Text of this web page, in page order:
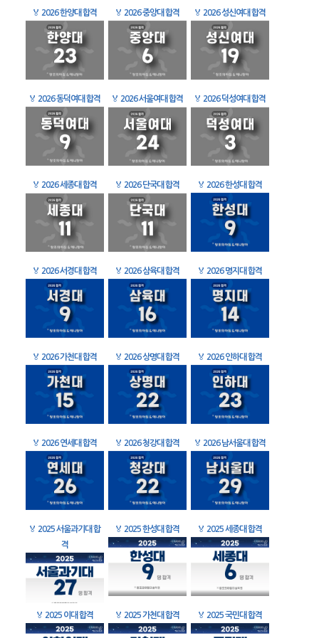
🏅 2026 한양대 합격 🏅 2026 중앙대 합격 🏅 2026 성신여대 합격
🏅 2026 동덕여대 합격 🏅 2026 서울여대 합격 🏅 2026 덕성여대 합격
🏅 2026 세종대 합격 🏅 2026 단국대 합격 🏅 2026 한성대 합격
🏅 2026 서경대 합격 🏅 2026 삼육대 합격 🏅 2026 명지대 합격
🏅 2026 가천대 합격 🏅 2026 상명대 합격 🏅 2026 인하대 합격
🏅 2026 연세대 합격 🏅 2026 청강대 합격 🏅 2026 남서울대 합격
🏅 2025 서울과기대 합
격
🏅 2025 한성대 합격 🏅 2025 세종대 합격
🏅 2025 이대 합격 🏅 2025 가천대 합격 🏅 2025 국민대 합격